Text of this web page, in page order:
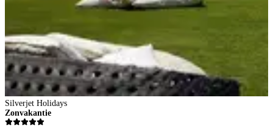
Silverjet Holidays
Zonvakantie